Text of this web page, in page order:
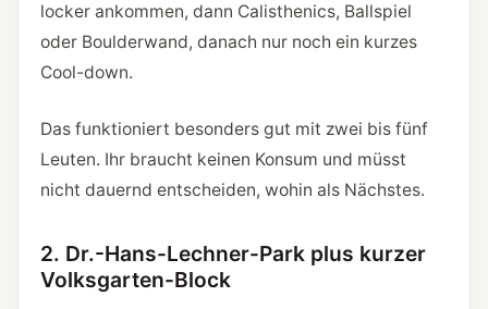
locker ankommen, dann Calisthenics, Ballspiel
oder Boulderwand, danach nur noch ein kurzes
Cool-down.
Das funktioniert besonders gut mit zwei bis fünf
Leuten. Ihr braucht keinen Konsum und müsst
nicht dauernd entscheiden, wohin als Nächstes.
2. Dr.-Hans-Lechner-Park plus kurzer
Volksgarten-Block